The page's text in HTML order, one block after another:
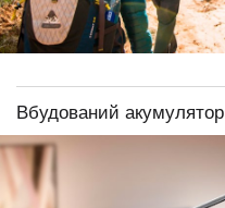
Вбудований акумулятор